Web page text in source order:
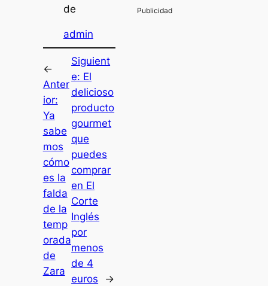
de
admin
←
Anter
ior:
Ya
sabe
mos
cómo
es la
falda
de la
temp
orada
de
Zara
Siguient
e: El
delicioso
producto
gourmet
que
puedes
comprar
en El
Corte
Inglés
por
menos
de 4
euros
→